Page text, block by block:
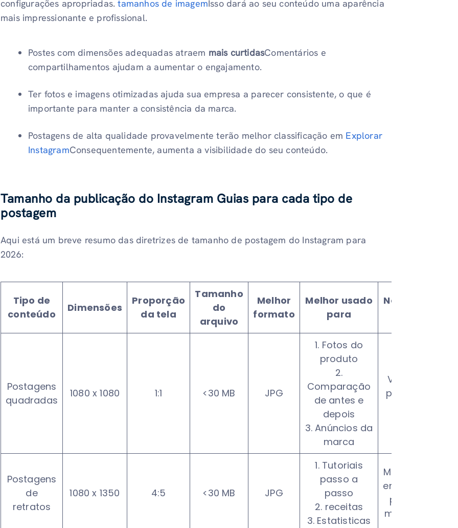
configurações apropriadas.tamanhos de imagemIsso dará ao seu conteúdo uma aparência
mais impressionante e profissional.
Postes com dimensões adequadas atraem mais curtidasComentários e
compartilhamentos ajudam a aumentar o engajamento.
Ter fotos e imagens otimizadas ajuda sua empresa a parecer consistente, o que é
importante para manter a consistência da marca.
Postagens de alta qualidade provavelmente terão melhor classificação em Explorar
InstagramConsequentemente, aumenta a visibilidade do seu conteúdo.
Tamanho da publicação do Instagram Guias para cada tipo de
postagem
Aqui está um breve resumo das diretrizes de tamanho de postagem do Instagram para
2026:
Tipo de
conteúdo
Dimensões
Proporção
da tela
Tamanho
do
arquivo
Melhor
formato
Melhor usado
para
Notas e Boas
Postagens
quadradas
1080 x 1080 1:1 <30 MB JPG
1. Fotos do
produto
2.
Comparação
de antes e
depois
3. Anúncios da
marca
Visual limpo
para manter
Postagens
de
retratos
1080 x 1350 4:5 <30 MB JPG
1. Tutoriais
passo a
passo
2. receitas
3. Estatisticas
Maior taxa de
engajamento,
pois ocupa
mais espaço.